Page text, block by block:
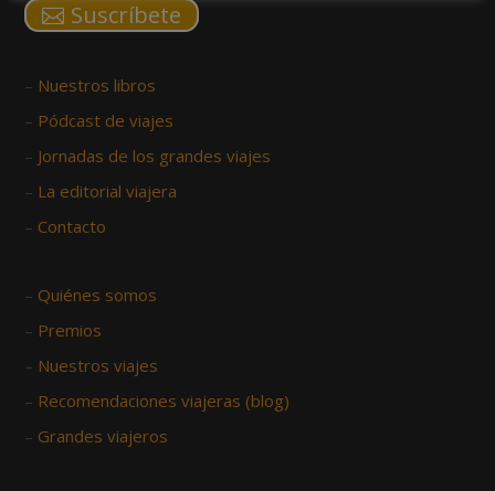
Suscríbete
– Nuestros libros
– Pódcast de viajes
– Jornadas de los grandes viajes
– La editorial viajera
– Contacto
– Quiénes somos
– Premios
– Nuestros viajes
– Recomendaciones viajeras (blog)
– Grandes viajeros